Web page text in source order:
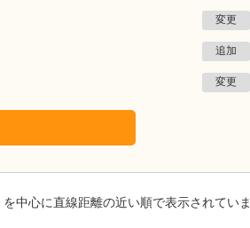
変更
追加
変更
を中心に直線距離の近い順で表示されていま
鹿児島県鹿児島市
あいろ歯科医院